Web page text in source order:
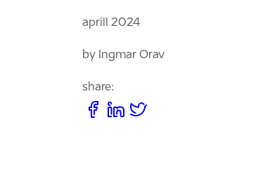
aprill 2024
by Ingmar Orav
share: